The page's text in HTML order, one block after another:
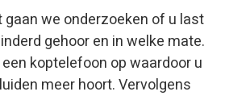
we onderzoeken of u last
gehoor en in welke mate.
koptelefoon op waardoor u
meer hoort. Vervolgens